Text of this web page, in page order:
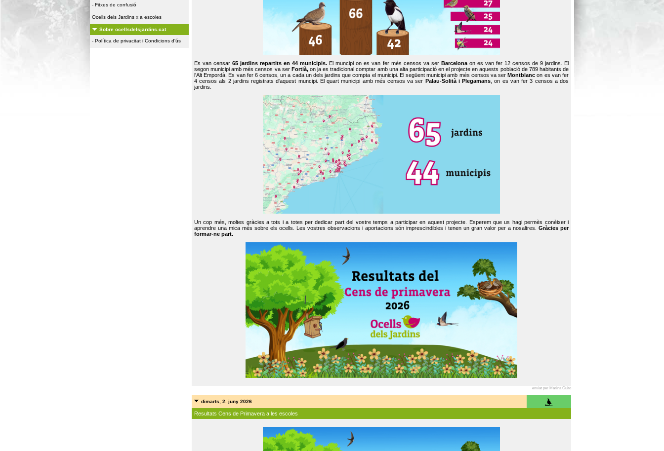
- Fitxes de confusió
Ocells dels Jardins x a escoles
Sobre ocellsdelsjardins.cat
- Política de privacitat i Condicions d'ús
Es van censar65 jardins repartits en 44 municipis. El muncipi on es van fer més censos va ser Barcelonaon es van fer 12 censos de 9 jardins. El
segon municipi amb més censos va ser Fortià, on ja es tradicional comptar amb una alta participació en el projecte en aquests població de 789 habitants de
l'Alt Empordà. Es van fer 6 censos, un a cada un dels jardins que compta el municipi. El següent municipi amb més censos va serMontblanc on es van fer
4 censos als 2 jardins registrats d'aquest muncipi. El quart municipi amb més censos va ser Palau-Solità i Plegamans , on es van fer 3 censos a dos
jardins.
Un cop més, moltes gràcies a tots i a totes per dedicar part del vostre temps a participar en aquest projecte. Esperem que us hagi permès conèixer i
aprendre una mica més sobre els ocells. Les vostres observacions i aportacions són imprescindibles i tenen un gran valor per a nosaltres. Gràcies per
formar-ne part.
enviat per Marina Cuito
dimarts, 2. juny 2026
Resultats Cens de Primavera a les escoles